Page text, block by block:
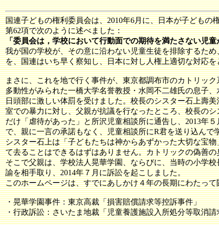
国連子どもの権利委員会は、2010年6月に、日本が子ども
第62項で次のように述べました：
「委員会は，学校において行動面での期待を満たさない児
我が国の学校が、その意に沿わない児童生徒を排除するた
を、国連はいち早く察知し、日本に対し人権上適切な対応
まさに、これを地で行く事件が、東京都調布市のカトリッ
多動性がみられた一橋大学名誉教授・水岡不二雄氏の息子
日頭部に激しい体罰を受けました。校長のシスター石上壽
室での暴力に対し、父親が抗議を行なったところ、校長の
だけ「虐待があった」と所沢児童相談所に通告し、2013年
で、親に一言の承諾もなく、児童相談所にR君を送り込ん
シスター石上は「子どもたちは神からあずかった大切な宝
て去ることはできるはずはありません。カトリックの偽善
そこで父親は、学校法人晃華学園、ならびに、当時の小学
諭を相手取り、2014年７月に訴訟を起こしました。
このホームページは、すでにあしかけ４年の長期にわたっ
・晃華学園事件：東京高裁「損害賠償請求等控訴事件」
・行政訴訟：さいたま地裁「児童養護施設入所処分等取消請